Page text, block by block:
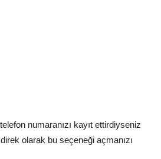
numaranızı kayıt ettirdiyseniz
olarak bu seçeneği açmanızı